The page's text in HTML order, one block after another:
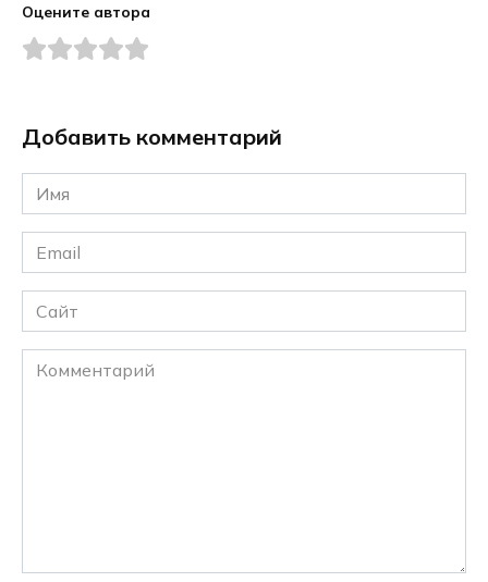
Оцените автора
Добавить комментарий
Имя
*
Email
*
Сайт
Комментарий